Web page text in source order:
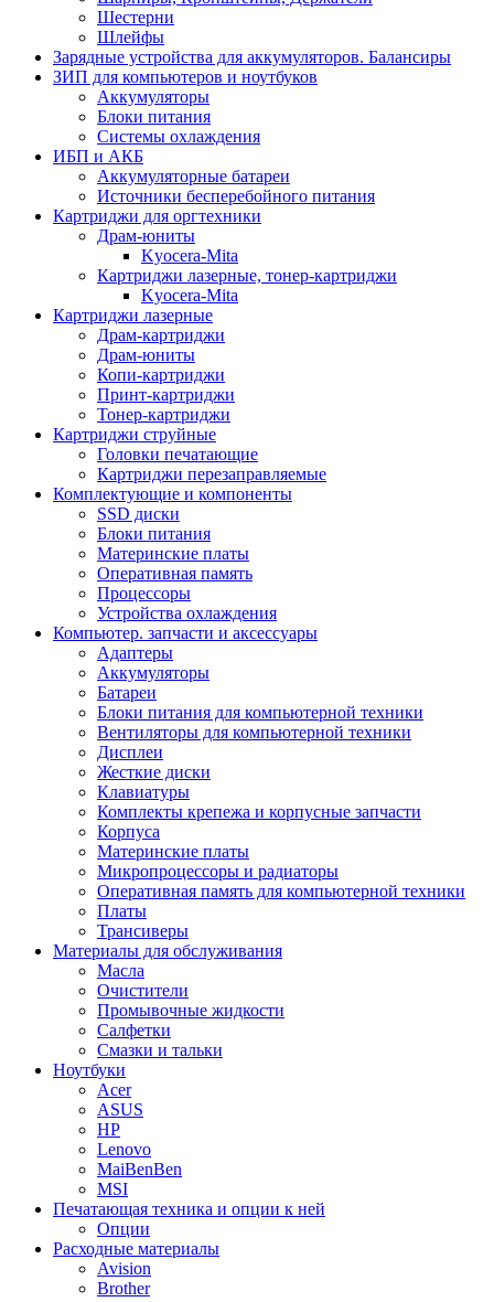
Шестерни
Шлейфы
Зарядные устройства для аккумуляторов. Балансиры
ЗИП для компьютеров и ноутбуков
Аккумуляторы
Блоки питания
Системы охлаждения
ИБП и АКБ
Аккумуляторные батареи
Источники бесперебойного питания
Картриджи для оргтехники
Драм-юниты
Kyocera-Mita
Картриджи лазерные, тонер-картриджи
Kyocera-Mita
Картриджи лазерные
Драм-картриджи
Драм-юниты
Копи-картриджи
Принт-картриджи
Тонер-картриджи
Картриджи струйные
Головки печатающие
Картриджи перезаправляемые
Комплектующие и компоненты
SSD диски
Блоки питания
Материнские платы
Оперативная память
Процессоры
Устройства охлаждения
Компьютер. запчасти и аксессуары
Адаптеры
Аккумуляторы
Батареи
Блоки питания для компьютерной техники
Вентиляторы для компьютерной техники
Дисплеи
Жесткие диски
Клавиатуры
Комплекты крепежа и корпусные запчасти
Корпуса
Материнские платы
Микропроцессоры и радиаторы
Оперативная память для компьютерной техники
Платы
Трансиверы
Материалы для обслуживания
Масла
Очистители
Промывочные жидкости
Салфетки
Смазки и тальки
Ноутбуки
Acer
ASUS
HP
Lenovo
MaiBenBen
MSI
Печатающая техника и опции к ней
Опции
Расходные материалы
Avision
Brother